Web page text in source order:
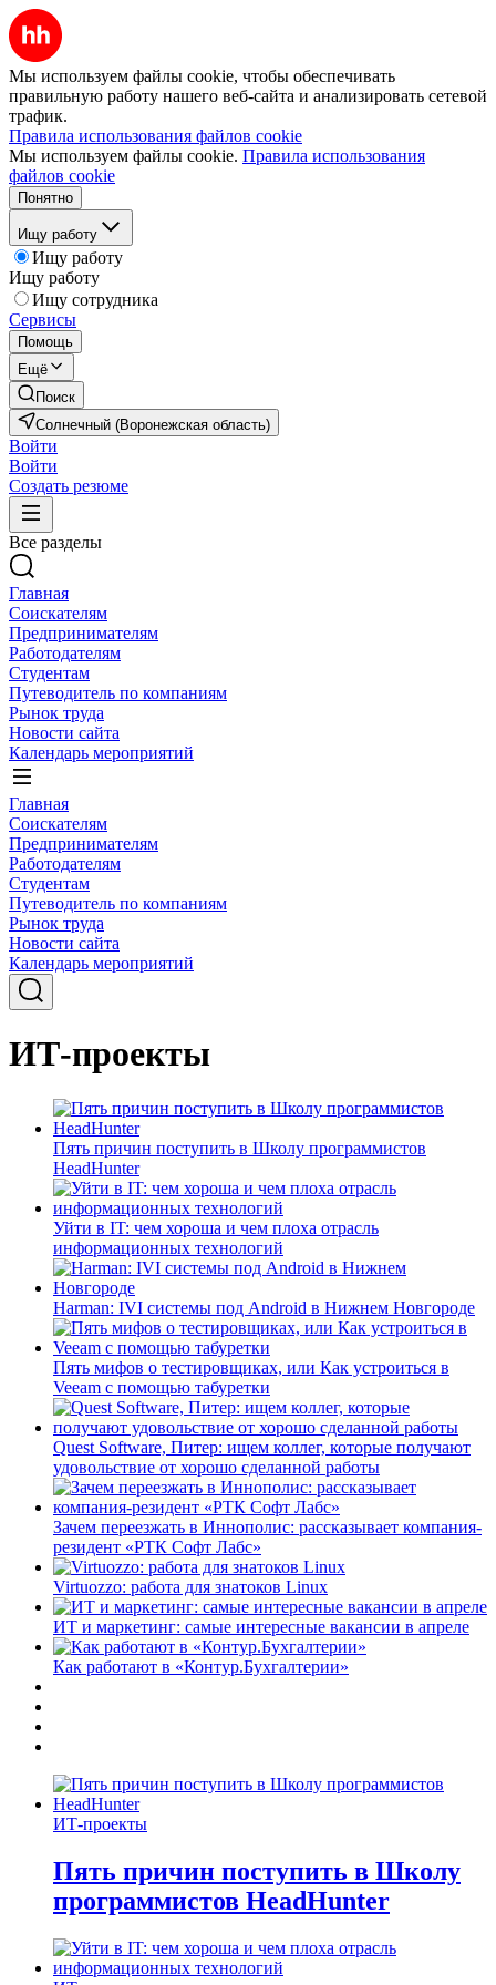
Мы используем файлы cookie, чтобы обеспечивать
правильную работу нашего веб-сайта и анализировать сетевой
трафик.
Правила использования файлов cookie
Мы используем файлы cookie. Правила использования
файлов cookie
Понятно
Ищу работу
Ищу работу
Ищу работу
Ищу сотрудника
Сервисы
Помощь
Ещё
Поиск
Солнечный (Воронежская область)
Войти
Войти
Создать резюме
Все разделы
Главная
Соискателям
Предпринимателям
Работодателям
Студентам
Путеводитель по компаниям
Рынок труда
Новости сайта
Календарь мероприятий
Главная
Соискателям
Предпринимателям
Работодателям
Студентам
Путеводитель по компаниям
Рынок труда
Новости сайта
Календарь мероприятий
ИТ-проекты
Пять причин поступить в Школу программистов
HeadHunter
Уйти в IT: чем хороша и чем плоха отрасль
информационных технологий
Harman: IVI системы под Android в Нижнем Новгороде
Пять мифов о тестировщиках, или Как устроиться в
Veeam с помощью табуретки
Quest Software, Питер: ищем коллег, которые получают
удовольствие от хорошо сделанной работы
Зачем переезжать в Иннополис: рассказывает компания-
резидент «РТК Софт Лабс»
Virtuozzo: работа для знатоков Linux
ИТ и маркетинг: самые интересные вакансии в апреле
Как работают в «Контур.Бухгалтерии»
ИТ-проекты
Пять причин поступить в Школу
программистов HeadHunter